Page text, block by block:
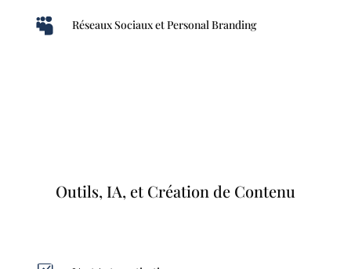
 Réseaux Sociaux et Personal Branding
Outils, IA, et Création de Contenu